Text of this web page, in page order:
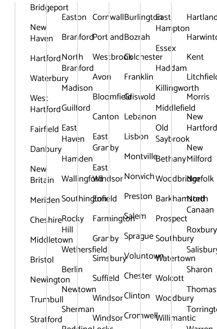
Bridgeport
New
Haven
Hartford
Waterbury
West
Hartford
Fairfield
Danbury
New
Britain
Meriden
Cheshire
Middletown
Bristol
Newington
Trumbull
Stratford
Easton
Branford
North
Branford
Madison
Guilford
East
Haven
Hamden
Wallingford
Southington
Rocky
Hill
Wethersfield
Berlin
Newtown
Sherman
Cornwall
Portland
Westbrook
Avon
Bloomfield
Canton
East
Granby
East
Windsor
Enfield
Farmington
Granby
Simsbury
Suffield
Windsor
Windsor
Burlington
Bozrah
Colchester
Franklin
Griswold
Lebanon
Lisbon
Montville
Norwich
Preston
Salem
Sprague
Voluntown
Chester
Clinton
Cromwell
East
Hampton
Essex
Haddam
Killingworth
Middlefield
Old
Saybrook
Bethany
Woodbridge
Barkhamsted
Prospect
Southbury
Watertown
Wolcott
Woodbury
Willimantic
Kent
Morris
New
New
Milford
Norfolk
North
Canaan
Roxbury
Sharon